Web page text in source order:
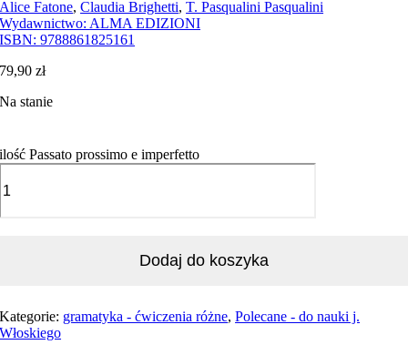
Alice Fatone,Claudia Brighetti,T. Pasqualini Pasqualini
Wydawnictwo: ALMA EDIZIONI
ISBN:9788861825161
79,90zł
Na stanie
ilość Passato prossimo e imperfetto
Dodaj do koszyka
Kategorie: gramatyka - ćwiczenia różne,Polecane - do nauki j.
Włoskiego